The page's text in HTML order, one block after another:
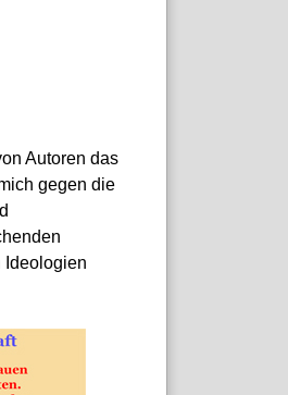
Autoren das
gegen die
Ideologien